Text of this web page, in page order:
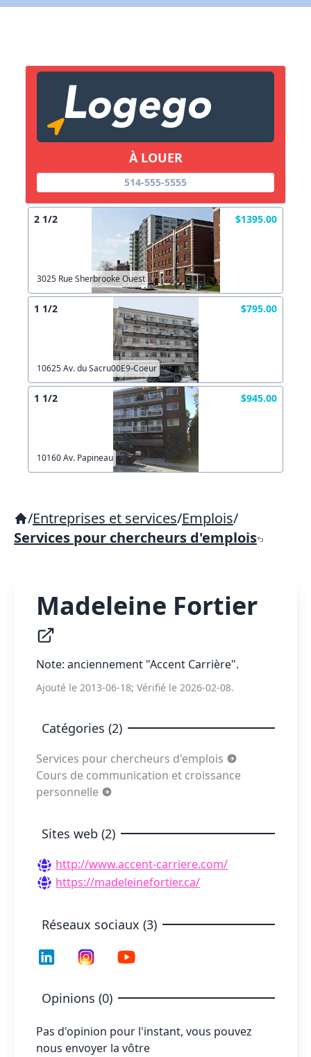
À LOUER
514-555-5555
2 1/2 $1395.00
3025 Rue Sherbrooke Ouest
1 1/2 $795.00
10625 Av. du Sacru00E9-Coeur
1 1/2 $945.00
10160 Av. Papineau
/Entreprises et services/Emplois/
Services pour chercheurs d'emplois
Madeleine Fortier
Note: anciennement "Accent Carrière".
Ajouté le 2013-06-18; Vérifié le 2026-02-08.
Catégories (2)
Services pour chercheurs d'emplois
Cours de communication et croissance
personnelle
Sites web (2)
http://www.accent-carriere.com/
https://madeleinefortier.ca/
Réseaux sociaux (3)
Opinions (0)
Pas d'opinion pour l'instant, vous pouvez
nous envoyer la vôtre
X Fermer Envoyez
Copier lien
X Fermer